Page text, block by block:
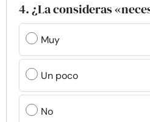
4. ¿La consideras
Muy
Un poco
No